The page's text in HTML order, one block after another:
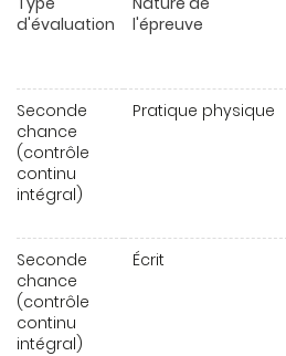
d'évaluation
l'épreuve
Seconde
chance
(contrôle
continu
intégral)
Pratique physique
Seconde
chance
(contrôle
continu
intégral)
Écrit